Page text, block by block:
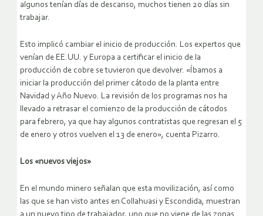
algunos tenían días de descanso, muchos tienen 20 días sin
trabajar.
Esto implicó cambiar el inicio de producción. Los expertos que
venían de EE.UU. y Europa a certificar el inicio de la
producción de cobre se tuvieron que devolver. «Íbamos a
iniciar la producción del primer cátodo de la planta entre
Navidad y Año Nuevo. La revisión de los programas nos ha
llevado a retrasar el comienzo de la producción de cátodos
para febrero, ya que hay algunos contratistas que regresan el 5
de enero y otros vuelven el 13 de enero», cuenta Pizarro.
Los «nuevos viejos»
En el mundo minero señalan que esta movilización, así como
las que se han visto antes en Collahuasi y Escondida, muestran